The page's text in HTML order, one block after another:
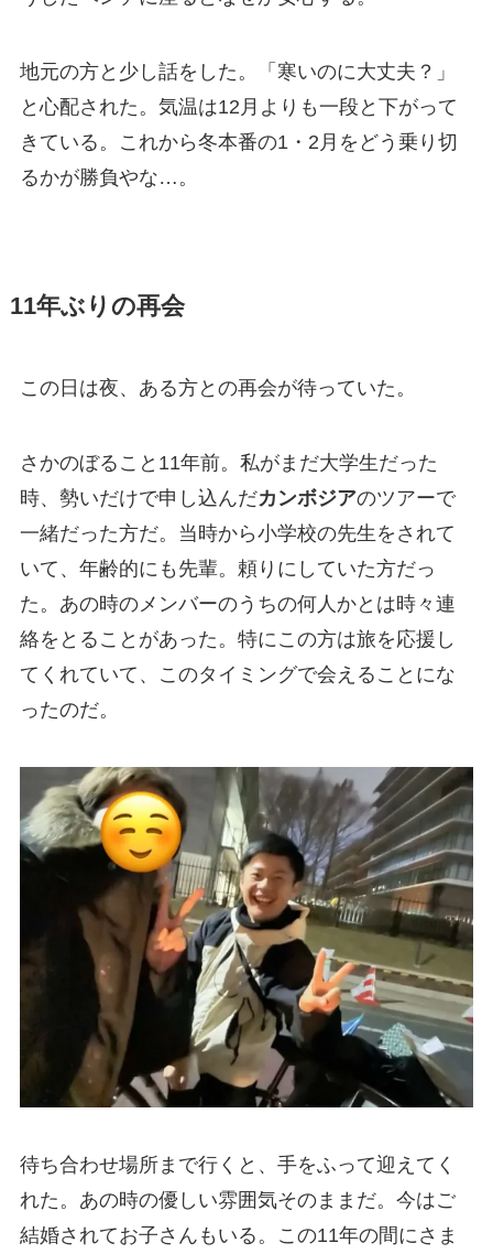
地元の方と少し話をした。「寒いのに大丈夫？」
と心配された。気温は12月よりも一段と下がって
きている。これから冬本番の1・2月をどう乗り切
るかが勝負やな…。
11年ぶりの再会
この日は夜、ある方との再会が待っていた。
さかのぼること11年前。私がまだ大学生だった
時、勢いだけで申し込んだカンボジアのツアーで
一緒だった方だ。当時から小学校の先生をされて
いて、年齢的にも先輩。頼りにしていた方だっ
た。あの時のメンバーのうちの何人かとは時々連
絡をとることがあった。特にこの方は旅を応援し
てくれていて、このタイミングで会えることにな
ったのだ。
待ち合わせ場所まで行くと、手をふって迎えてく
れた。あの時の優しい雰囲気そのままだ。今はご
結婚されてお子さんもいる。この11年の間にさま